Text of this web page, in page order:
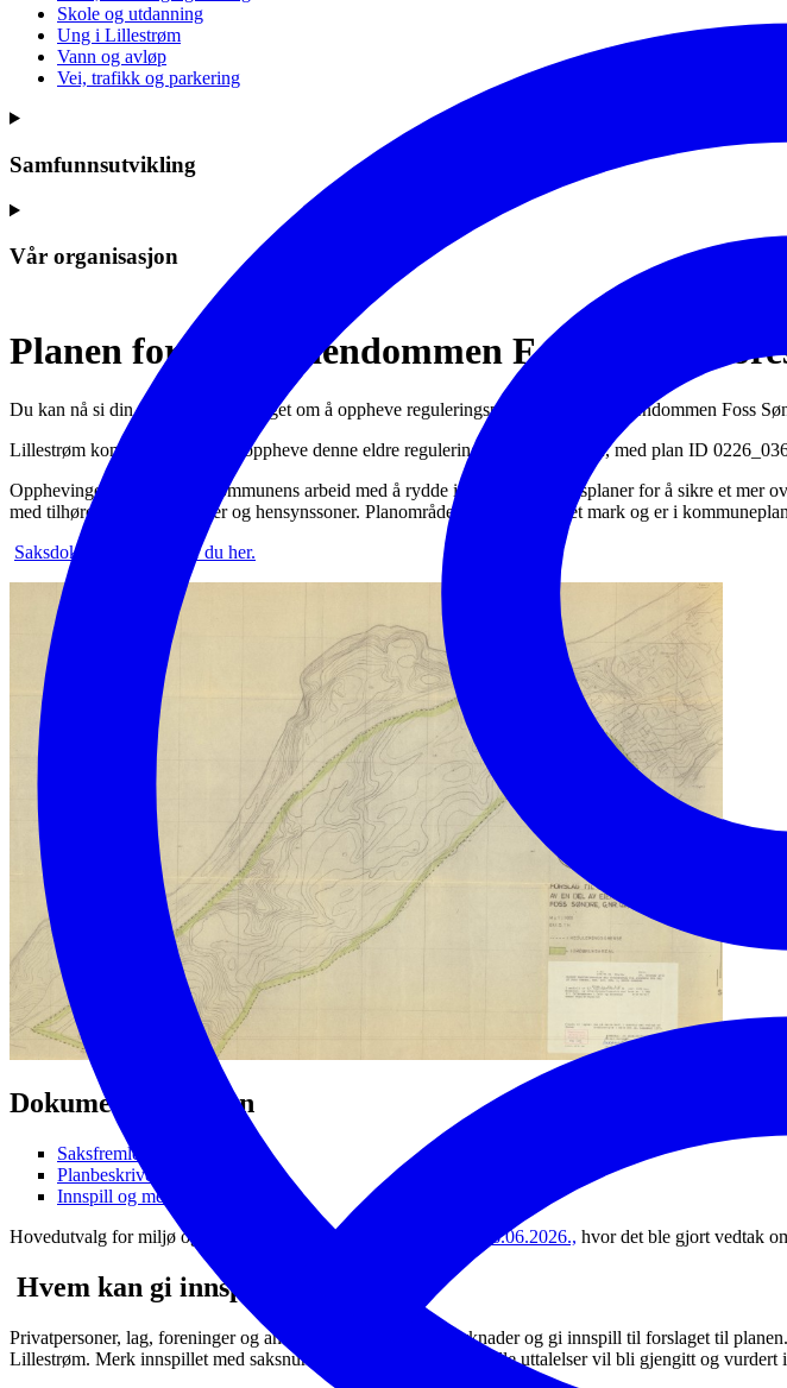
Skole og utdanning
Ung i Lillestrøm
Vann og avløp
Vei, trafikk og parkering
Samfunnsutvikling
Vår organisasjon
Planen for del av eiendommen Foss Søndre
Du kan nå si din mening om forslaget om å oppheve reguleringsplanen for del av eiendommen Foss
Lillestrøm kommune foreslår å oppheve denne eldre reguleringsplanen fra 1972, med plan ID
Opphevingen er en del av kommunens arbeid med å rydde i eldre reguleringsplaner for å sikre et mer
med tilhørende bestemmelser og hensynssoner. Planområdet består av dyrket mark og er i
Saksdokumentene finner du her.
Dokumenter i saken
Saksfremlegg
Planbeskrivelse
Innspill og merknader
Hovedutvalg for miljø og samfunn
behandlet saken i møte den 16.06.2026., hvor det ble gjort vedtak
Hvem kan gi innspill?
Privatpersoner, lag, foreninger og andre kan komme med merknader og gi innspill til forslaget til planen.
Lillestrøm. Merk innspillet med saksnummer
. Alle uttalelser vil bli gjengitt og vurdert